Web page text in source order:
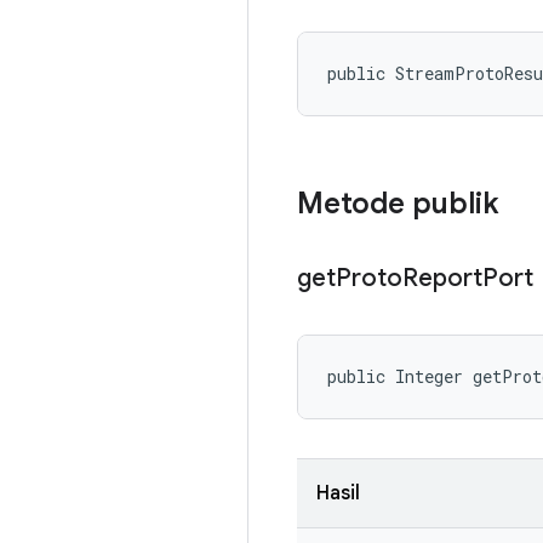
public
Metode publik
getProtoReportPort
public Integer
Hasil